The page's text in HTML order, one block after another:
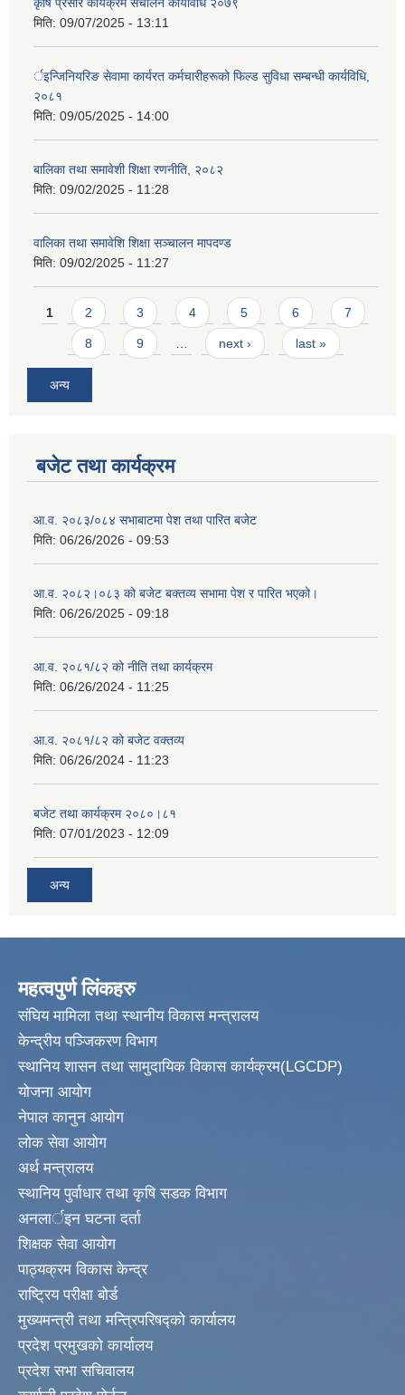
कृषि प्रसार कार्यक्रम संचालन कार्यविधि २०७९
मिति: 09/07/2025 - 13:11
र्इन्जिनियरिङ सेवामा कार्यरत कर्मचारीहरूको फिल्ड सुविधा सम्बन्धी कार्यविधि,
२०८१
मिति: 09/05/2025 - 14:00
बालिका तथा समावेशी शिक्षा रणनीति, २०८२
मिति: 09/02/2025 - 11:28
वालिका तथा समावेशि शिक्षा सञ्चालन मापदण्ड
मिति: 09/02/2025 - 11:27
Pages
1 2 3 4 5 6 7
8 9 next › last »
अन्य
बजेट तथा कार्यक्रम
आ.व. २०८३/०८४ सभाबाटमा पेश तथा पारित बजेट
मिति: 06/26/2026 - 09:53
आ‍.व. २०८२।०८३ को बजेट बक्तव्य सभामा पेश र पारित भएको।
मिति: 06/26/2025 - 09:18
आ.व. २०८१/८२ को नीति तथा कार्यक्रम
मिति: 06/26/2024 - 11:25
आ.व. २०८१/८२ को बजेट वक्तव्य
मिति: 06/26/2024 - 11:23
बजेट तथा कार्यक्रम २०८०।८१
मिति: 07/01/2023 - 12:09
अन्य
महत्वपुर्ण लिंकहरु
संघिय मामिला तथा स्थानीय विकास मन्त्रालय
केन्द्रीय पञ्जिकरण विभाग
स्थानिय शासन तथा सामुदायिक विकास कार्यक्रम(LGCDP)
योजना आयोग
नेपाल कानुन आयोग
लोक सेवा आयोग
अर्थ मन्त्रालय
स्थानिय पुर्वाधार तथा कृषि सडक विभाग
अनलार्इन घटना दर्ता
शिक्षक सेवा आयोग
पाठ्यक्रम विकास केन्द्र
राष्ट्रिय परीक्षा बोर्ड
मुख्यमन्त्री तथा मन्त्रिपरिषद्को कार्यालय
प्रदेश प्रमुखको कार्यालय
प्रदेश सभा सचिवालय